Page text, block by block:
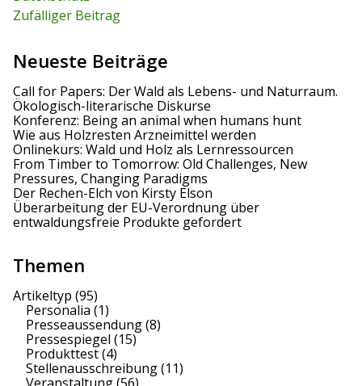
Zufälliger Beitrag
Neueste Beiträge
Call for Papers: Der Wald als Lebens- und Naturraum.
Ökologisch-literarische Diskurse
Konferenz: Being an animal when humans hunt
Wie aus Holzresten Arzneimittel werden
Onlinekurs: Wald und Holz als Lernressourcen
From Timber to Tomorrow: Old Challenges, New
Pressures, Changing Paradigms
Der Rechen-Elch von Kirsty Elson
Überarbeitung der EU-Verordnung über
entwaldungsfreie Produkte gefordert
Themen
Artikeltyp (95)
Personalia (1)
Presseaussendung(8)
Pressespiegel (15)
Produkttest(4)
Stellenausschreibung(11)
Veranstaltung(56)